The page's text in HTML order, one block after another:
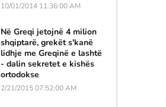
10/01/2014 11:36:00 AM
Në Greqi jetojnë 4 milion
shqiptarë, grekët s'kanë
lidhje me Greqinë e lashtë
- dalin sekretet e kishës
ortodokse
2/21/2015 07:52:00 AM